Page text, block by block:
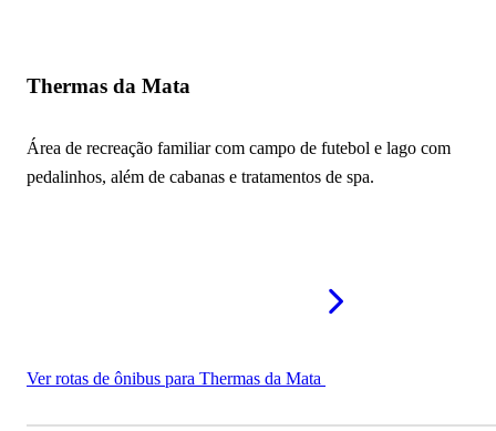
Parque Jequitibá
Thermas da Mata
Área de recreação familiar com campo de futebol e lago com
pedalinhos, além de cabanas e tratamentos de spa.
Ver rotas de ônibus para Thermas da Mata